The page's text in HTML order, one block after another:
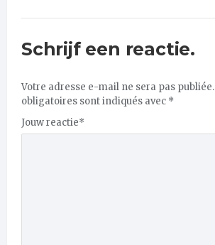
Schrijf een reactie.
Votre adresse e-mail ne sera pas publiée.
obligatoires sont indiqués avec *
Jouw reactie*